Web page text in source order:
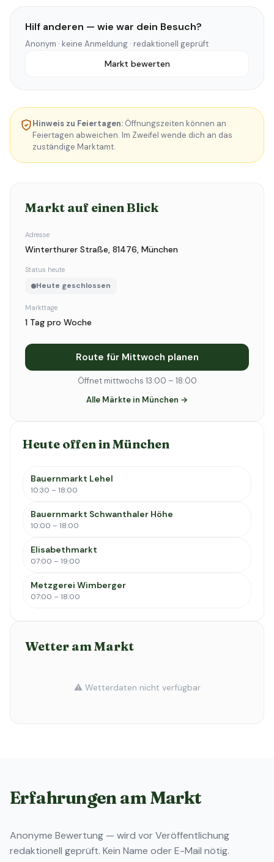
Hilf anderen — wie war dein Besuch?
Anonym · keine Anmeldung · redaktionell geprüft
Markt bewerten
Hinweis zu Feiertagen: Öffnungszeiten können an
Feiertagen abweichen. Im Zweifel wende dich an das
zuständige Marktamt.
Markt auf einen Blick
Adresse
Winterthurer Straße, 81476, München
Status heute
Heute geschlossen
Markttage
1 Tag pro Woche
Route für Mittwoch planen
Öffnet mittwochs 13:00 – 18:00
Alle Märkte in München →
Heute offen in München
Bauernmarkt Lehel
10:30 – 18:00
Bauernmarkt Schwanthaler Höhe
10:00 – 18:00
Elisabethmarkt
07:00 – 19:00
Metzgerei Wimberger
07:00 – 18:00
Wetter am Markt
⚠️ Wetterdaten nicht verfügbar
Erfahrungen am Markt
Anonyme Bewertung — wird vor Veröffentlichung
redaktionell geprüft. Kein Name oder E-Mail nötig.